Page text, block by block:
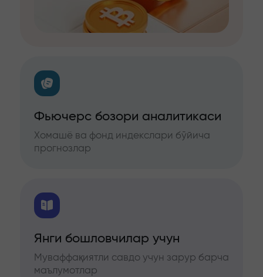
Фьючерс бозори аналитикаси
Хомашё ва фонд индекслари бўйича
прогнозлар
Янги бошловчилар учун
Муваффақиятли савдо учун зарур барча
маълумотлар